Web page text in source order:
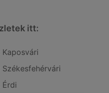
itt:
Érdi